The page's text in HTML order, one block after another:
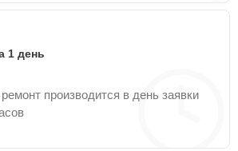
1 день
производится в день заявки